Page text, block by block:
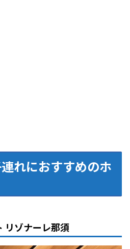
れにおすすめのホ
リゾナーレ那須